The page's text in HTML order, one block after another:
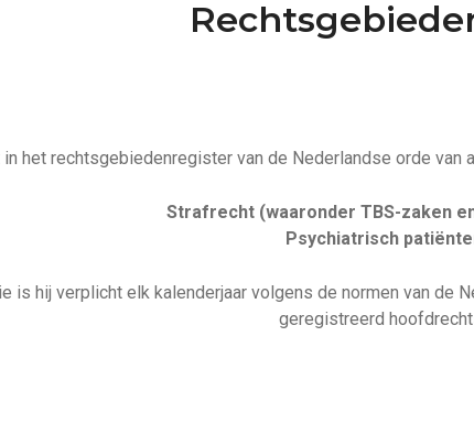
in het rechtsgebiedenregister van de Nederlandse orde
Strafrecht (waaronder TBS-zaken
Psychiatrisch
is hij verplicht elk kalenderjaar volgens de normen van de
geregistreerd